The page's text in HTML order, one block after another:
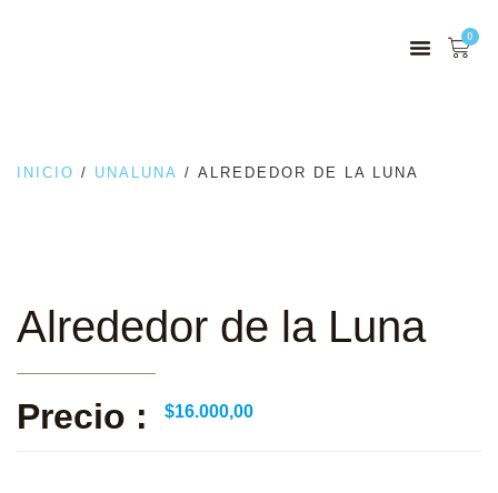
0
INICIO / UNALUNA / ALREDEDOR DE LA LUNA
Alrededor de la Luna
Precio : $16.000,00